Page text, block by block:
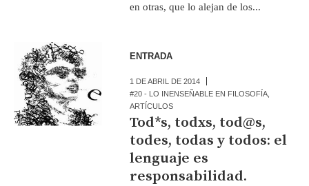
en otras, que lo alejan de los...
ENTRADA
1 DE ABRIL DE 2014
#20 - LO INENSEÑABLE EN FILOSOFÍA
ARTÍCULOS
Tod*s, todxs, tod@s,
todes, todas y todos: el
lenguaje es
responsabilidad.